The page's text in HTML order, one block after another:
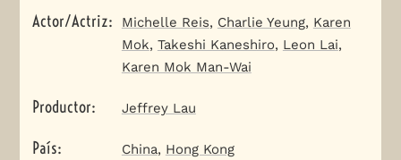
Actor/Actriz: Michelle Reis, Charlie Yeung, Karen
Mok, Takeshi Kaneshiro, Leon Lai,
Karen Mok Man-Wai
Productor: Jeffrey Lau
País: China, Hong Kong